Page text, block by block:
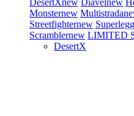
DesertXnew Diavelnew
Monsternew Multistrada
Streetfighternew
Scramblernew LIMITED
DesertX